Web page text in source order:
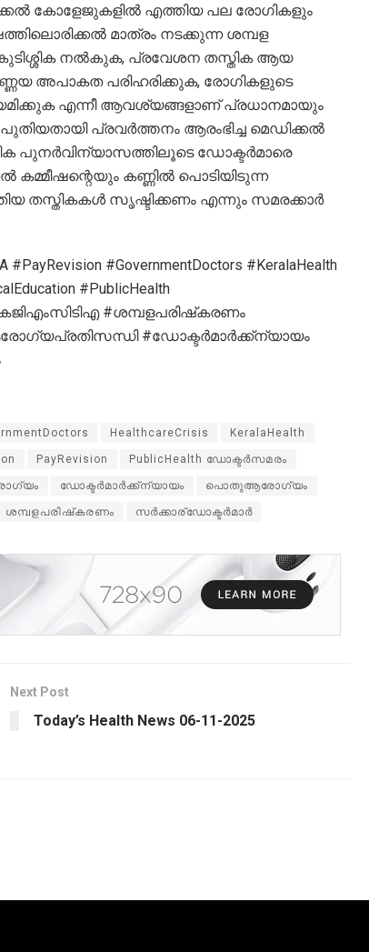
കോളേജുകളിൽ എത്തിയ പല രോഗികളും
മാത്രം നടക്കുന്ന ശമ്പള
കുടിശ്ശിക നൽകുക, പ്രവേശന തസ്തിക ആയ
അപാകത പരിഹരിക്കുക, രോഗികളുടെ
എന്നീ ആവശ്യങ്ങളാണ് പ്രധാനമായും
പ്രവർത്തനം ആരംഭിച്ച മെഡിക്കൽ
പുനർവിന്യാസത്തിലൂടെ ഡോക്ടർമാരെ
കമ്മീഷന്റെയും കണ്ണിൽ പൊടിയിടുന്ന
തസ്തികകൾ സൃഷ്ടിക്കണം എന്നും സമരക്കാർ
#GovernmentDoctors #KeralaHealth
#PublicHealth
#ശമ്പളപരിഷ്‌കരണം
#ഡോക്ടർമാർക്ക്ന്യായം
HealthcareCrisis KeralaHealth
PayRevision PublicHealth ഡോക്ടർസമരം
ഡോക്ടർമാർക്ക്ന്യായം പൊതുആരോഗ്യം
ശമ്പളപരിഷ്‌കരണം സർക്കാര്ഡോക്ടർമാർ
Next Post
Today’s Health News 06-11-2025